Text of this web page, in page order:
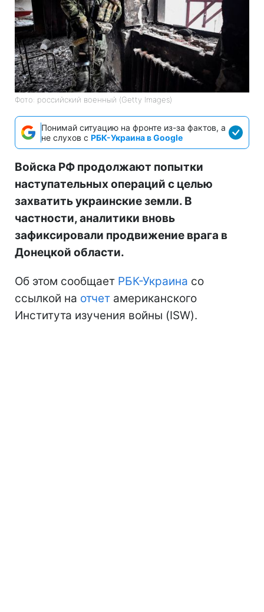
Фото: российский военный (Getty Images)
Понимай ситуацию на фронте из-за фактов, а
не слухов с РБК-Украина в Google
Войска РФ продолжают попытки
наступательных операций с целью
захватить украинские земли. В
частности, аналитики вновь
зафиксировали продвижение врага в
Донецкой области.
Об этом сообщает РБК-Украина со
ссылкой на отчет американского
Института изучения войны (ISW).